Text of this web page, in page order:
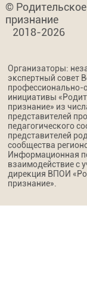
© Родительское
признание
2018-2026
Организаторы:
экспертный совет
профессионально-
инициативы
признание» из
представителей
педагогического
представителей
сообщества
Информационная
взаимодействие с
дирекция ВПОИ
признание».